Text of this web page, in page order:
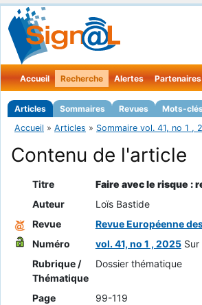
Accueil Recherche
Articles Sommaires Revues Mots-
Alertes Partenaires
Accueil » Articles » Sommaire vol. 41, no 1 ,
Contenu de l'article
Titre
Faire avec le risque :
Auteur
Loïs Bastide
Revue
Revue Européenne
Numéro
vol. 41, no 1 , 2025
Rubrique /
Thématique
Dossier thématique
Page
99-119